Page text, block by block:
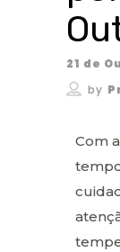
21 de
by
Com